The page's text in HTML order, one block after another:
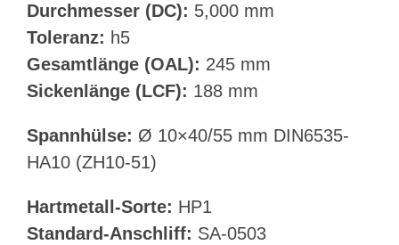
Durchmesser (DC): 5,000 mm
Toleranz: h5
Gesamtlänge (OAL): 245 mm
Sickenlänge (LCF): 188 mm
Spannhülse: Ø 10×40/55 mm DIN6535-
HA10 (ZH10-51)
Hartmetall-Sorte: HP1
Standard-Anschliff: SA-0503